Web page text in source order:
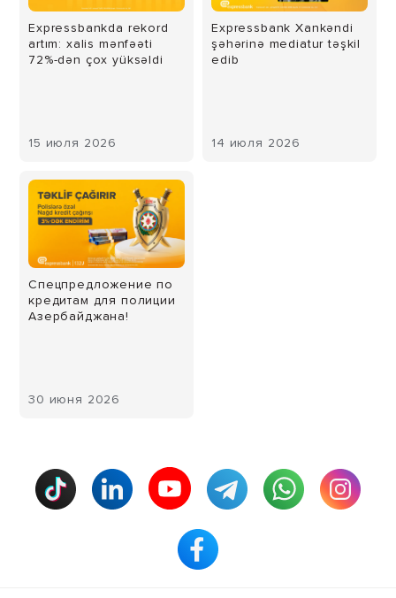
Expressbankda rekord
artım: xalis mənfəəti
72%-dən çox yüksəldi
15 июля 2026
Expressbank Xankəndi
şəhərinə mediatur təşkil
edib
14 июля 2026
Спецпредложение по
кредитам для полиции
Азербайджана!
30 июня 2026